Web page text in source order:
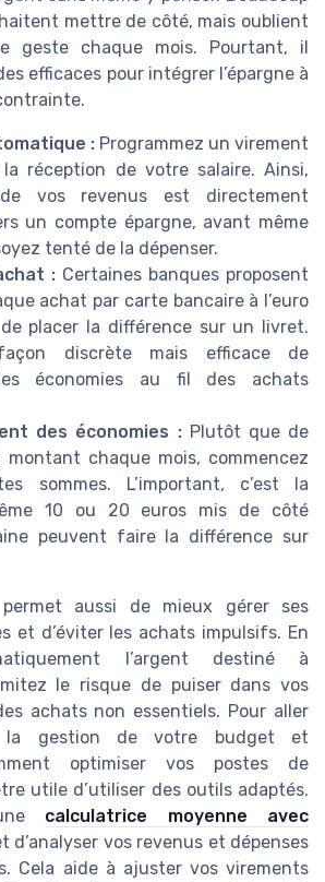
mettre de côté, mais oublient
geste chaque mois. Pourtant, il
efficaces pour intégrer l’épargne à
: Programmez un virement
la réception de votre salaire. Ainsi,
vos revenus est directement
un compte épargne, avant même
tenté de la dépenser.
: Certaines banques proposent
achat par carte bancaire à l’euro
placer la différence sur un livret.
discrète mais efficace de
économies au fil des achats
des économies :Plutôt que de
chaque mois, commencez
sommes. L’important, c’est la
10 ou 20 euros mis de côté
peuvent faire la différence sur
permet aussi de mieux gérer ses
et d’éviter les achats impulsifs. En
l’argent destiné à
le risque de puiser dans vos
achats non essentiels. Pour aller
gestion de votre budget et
optimiser vos postes de
utile d’utiliser des outils adaptés.
calculatrice moyenne avec
d’analyser vos revenus et dépenses
Cela aide à ajuster vos virements